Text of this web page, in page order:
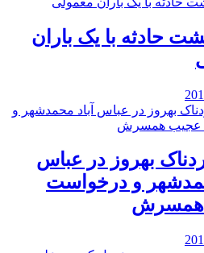
حادثه با یک باران
بهروز در عباس
و درخواست
همسرش